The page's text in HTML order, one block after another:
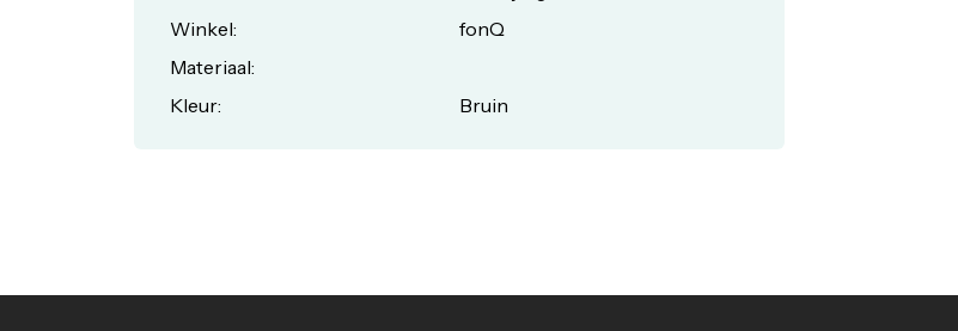
Winkel:
fonQ
Materiaal:
Kleur:
Bruin